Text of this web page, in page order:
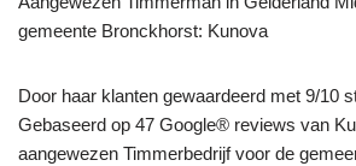
gemeente Bronckhorst: Kunova
Door haar klanten gewaardeerd met 9/10
Gebaseerd op 47 Google® reviews van
aangewezen Timmerbedrijf voor de